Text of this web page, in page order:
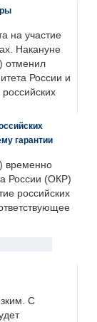
на участие
Накануне
отменил
России и
гарантии
временно
России (ОКР)
российских
С